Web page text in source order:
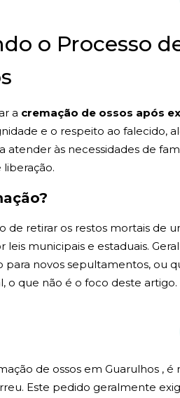
o Processo
a cremação de ossos após
e o respeito ao falecido,
atender às necessidades de
de retirar os restos mortais de
municipais e estaduais.
para novos sepultamentos, ou
o que não é o foco deste artigo.
de ossos em Guarulhos ,
Este pedido geralmente